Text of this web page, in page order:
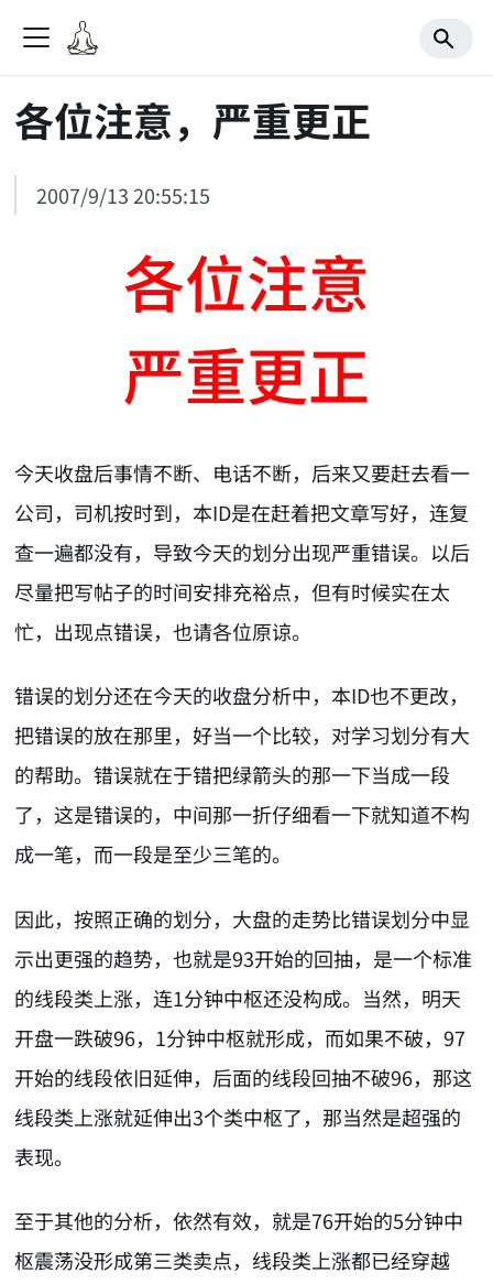
各位注意，严重更正
2007/9/13 20:55:15
各位注意
严重更正
今天收盘后事情不断、电话不断，后来又要赶去看一
公司，司机按时到，本ID是在赶着把文章写好，连复
查一遍都没有，导致今天的划分出现严重错误。以后
尽量把写帖子的时间安排充裕点，但有时候实在太
忙，出现点错误，也请各位原谅。
错误的划分还在今天的收盘分析中，本ID也不更改，
把错误的放在那里，好当一个比较，对学习划分有大
的帮助。错误就在于错把绿箭头的那一下当成一段
了，这是错误的，中间那一折仔细看一下就知道不构
成一笔，而一段是至少三笔的。
因此，按照正确的划分，大盘的走势比错误划分中显
示出更强的趋势，也就是93开始的回抽，是一个标准
的线段类上涨，连1分钟中枢还没构成。当然，明天
开盘一跌破96，1分钟中枢就形成，而如果不破，97
开始的线段依旧延伸，后面的线段回抽不破96，那这
线段类上涨就延伸出3个类中枢了，那当然是超强的
表现。
至于其他的分析，依然有效，就是76开始的5分钟中
枢震荡没形成第三类卖点，线段类上涨都已经穿越